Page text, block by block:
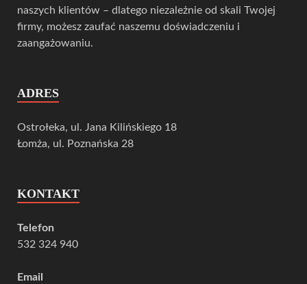
naszych klientów – dlatego niezależnie od skali Twojej
firmy, możesz zaufać naszemu doświadczeniu i
zaangażowaniu.
ADRES
Ostrołeka, ul. Jana Kilińskiego 18
Łomża, ul. Poznańska 28
KONTAKT
Telefon
532 324 940
Email